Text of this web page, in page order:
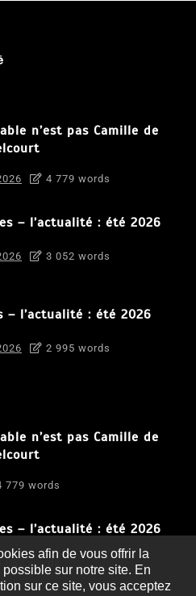
n’est pas Camille de
4 779 words
– l’actualité : été 2026
3 052 words
– l’actualité : été 2026
2 995 words
n’est pas Camille de
779 words
– l’actualité : été 2026
052 words
afin de vous offrir la
sur notre site. En
sur ce site, vous acceptez